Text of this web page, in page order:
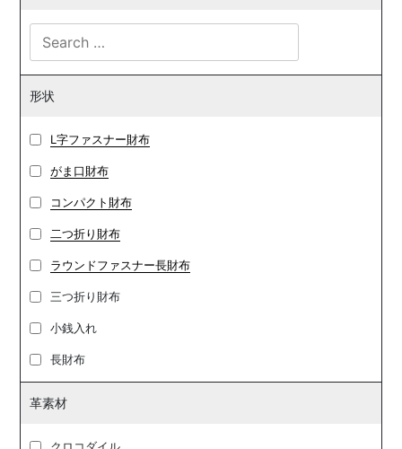
形状
L字ファスナー財布
がま口財布
コンパクト財布
二つ折り財布
ラウンドファスナー長財布
三つ折り財布
小銭入れ
長財布
革素材